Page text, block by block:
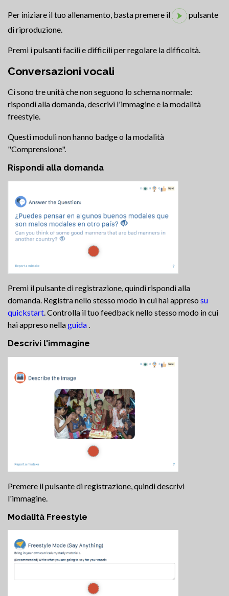
Per iniziare il tuo allenamento, basta premere il
pulsante
di riproduzione.
Premi i pulsanti facili e difficili per regolare la difficoltà.
Conversazioni vocali
Ci sono tre unità che non seguono lo schema normale:
rispondi alla domanda, descrivi l'immagine e la modalità
freestyle.
Questi moduli non hanno badge o la modalità
"Comprensione".
Rispondi alla domanda
Premi il pulsante di registrazione, quindi rispondi alla
domanda. Registra nello stesso modo in cui hai appreso su
quickstart. Controlla il tuo feedback nello stesso modo in cui
hai appreso nellaguida.
Descrivi l'immagine
Premere il pulsante di registrazione, quindi descrivi
l'immagine.
Modalità Freestyle